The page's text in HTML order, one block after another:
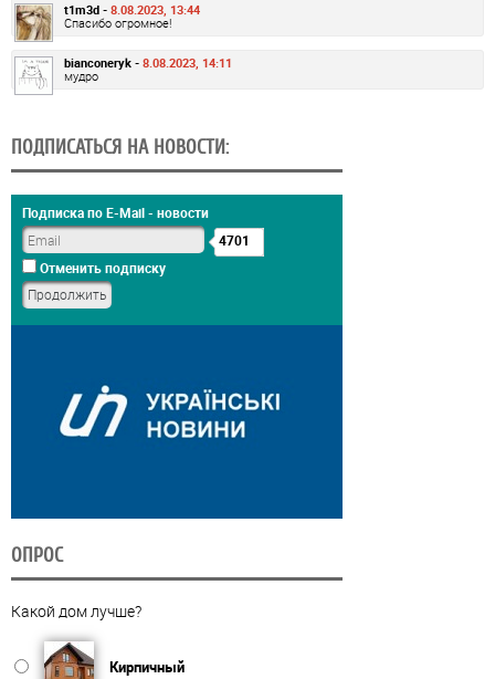
t1m3d - 8.08.2023, 13:44
Спасибо огромное!
bianconeryk - 8.08.2023, 14:11
мудро
ПОДПИСАТЬСЯ НА НОВОСТИ:
Подписка по E-Mail - новости
4701
Отменить подписку
ОПРОС
Какой дом лучше?
Кирпичный